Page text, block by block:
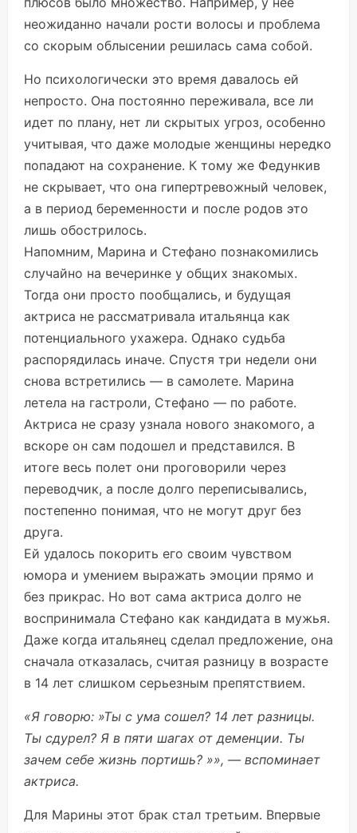
неожиданно начали рости волосы и проблема
со скорым облысении решилась сама собой.
Но психологически это время давалось ей
непросто. Она постоянно переживала, все ли
идет по плану, нет ли скрытых угроз, особенно
учитывая, что даже молодые женщины нередко
попадают на сохранение. К тому же Федункив
не скрывает, что она гипертревожный человек,
а в период беременности и после родов это
лишь обострилось.
Напомним, Марина и Стефано познакомились
случайно на вечеринке у общих знакомых.
Тогда они просто пообщались, и будущая
актриса не рассматривала итальянца как
потенциального ухажера. Однако судьба
распорядилась иначе. Спустя три недели они
снова встретились — в самолете. Марина
летела на гастроли, Стефано — по работе.
Актриса не сразу узнала нового знакомого, а
вскоре он сам подошел и представился. В
итоге весь полет они проговорили через
переводчик, а после долго переписывались,
постепенно понимая, что не могут друг без
друга.
Ей удалось покорить его своим чувством
юмора и умением выражать эмоции прямо и
без прикрас. Но вот сама актриса долго не
воспринимала Стефано как кандидата в мужья.
Даже когда итальянец сделал предложение, она
сначала отказалась, считая разницу в возрасте
в 14 лет слишком серьезным препятствием.
«Я говорю: »Ты с ума сошел? 14 лет разницы.
Ты сдурел? Я в пяти шагах от деменции. Ты
зачем себе жизнь портишь? »», — вспоминает
актриса.
Для Марины этот брак стал третьим. Впервые